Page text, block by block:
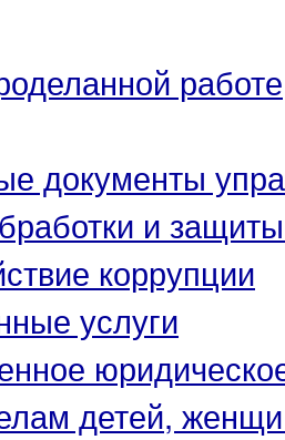
работе
документы
и
коррупции
услуги
детей,